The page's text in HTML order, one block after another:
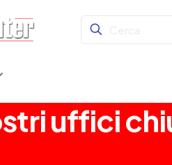
uffici